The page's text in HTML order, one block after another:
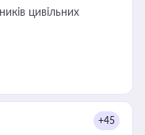
цивільних
+45